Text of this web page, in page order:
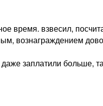
время. взвесил,
вознаграждением
заплатили больше,